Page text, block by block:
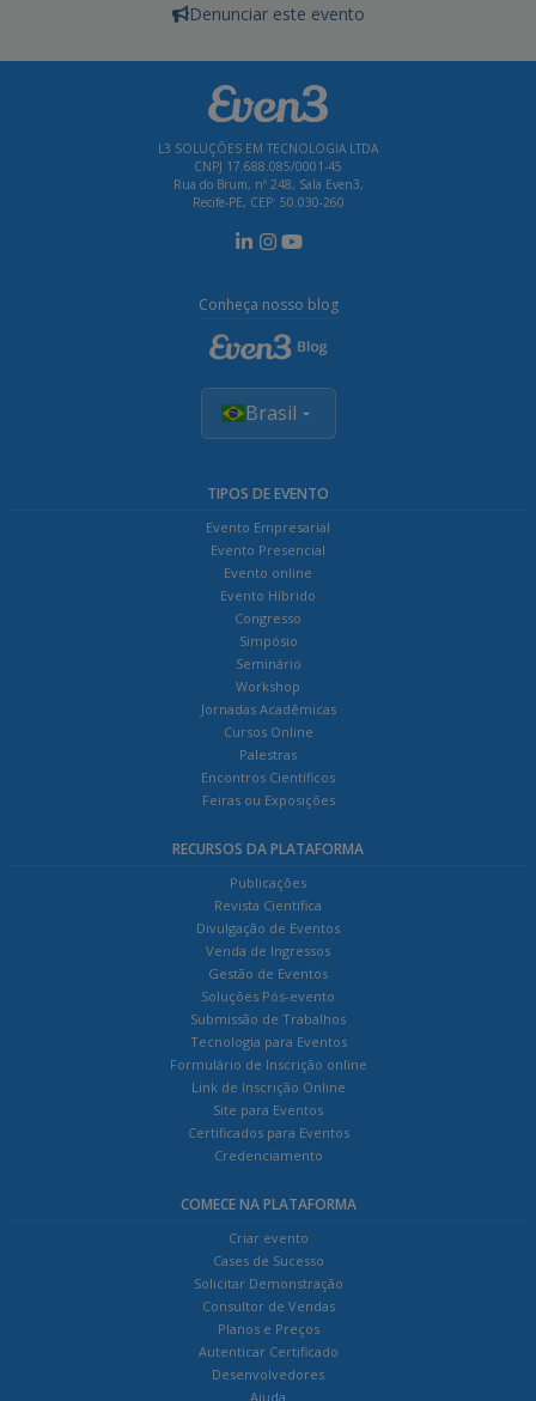
Denunciar este evento
L3 SOLUÇÕES EM TECNOLOGIA LTDA
CNPJ 17.688.085/0001-45
Rua do Brum, nº 248, Sala Even3,
Recife-PE, CEP: 50.030-260
Conheça nosso blog
Brasil
TIPOS DE EVENTO
Evento Empresarial
Evento Presencial
Evento online
Evento Híbrido
Congresso
Simpósio
Seminário
Workshop
Jornadas Acadêmicas
Cursos Online
Palestras
Encontros Científicos
Feiras ou Exposições
RECURSOS DA PLATAFORMA
Publicações
Revista Científica
Divulgação de Eventos
Venda de Ingressos
Gestão de Eventos
Soluções Pós-evento
Submissão de Trabalhos
Tecnologia para Eventos
Formulário de Inscrição online
Link de Inscrição Online
Site para Eventos
Certificados para Eventos
Credenciamento
COMECE NA PLATAFORMA
Criar evento
Cases de Sucesso
Solicitar Demonstração
Consultor de Vendas
Planos e Preços
Autenticar Certificado
Desenvolvedores
Ajuda